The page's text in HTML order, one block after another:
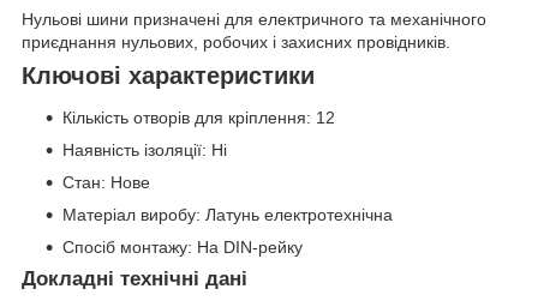
Нульові шини призначені для електричного та механічного
приєднання нульових, робочих і захисних провідників.
Ключові характеристики
Кількість отворів для кріплення: 12
Наявність ізоляції: Ні
Стан: Нове
Матеріал виробу: Латунь електротехнічна
Спосіб монтажу: На DIN-рейку
Докладні технічні дані